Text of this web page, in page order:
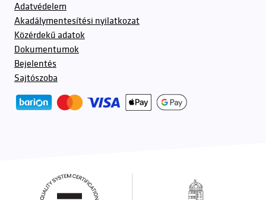
Adatvédelem
Akadálymentesítési nyilatkozat
Közérdekű adatok
Dokumentumok
Bejelentés
Sajtószoba